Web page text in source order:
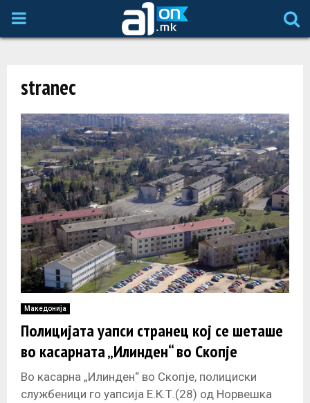
P
M
A
R
Y
M
E
N
U
stranec
Македонија
Полицијата уапси странец кој се шеташе
во касарната „Илинден“ во Скопје
Во касарна „Илинден“ во Скопје, полициски
службеници го уапсија Е.К.Т.(28) од Норвешка